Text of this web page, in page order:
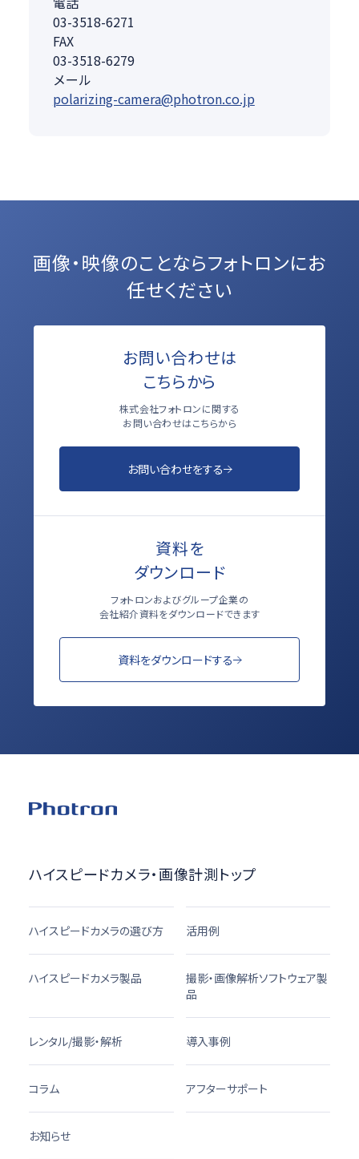
03-3518-6271
FAX
03-3518-6279
メール
polarizing-camera@photron.co.jp
画像・映像のことならフォトロンにお
任せください
お問い合わせは
こちらから
株式会社フォトロンに関する
お問い合わせはこちらから
お問い合わせをする
資料を
ダウンロード
フォトロンおよびグループ企業の
会社紹介資料をダウンロードできます
資料をダウンロードする
ハイスピードカメラ・画像計測トップ
ハイスピードカメラの選び方 活用例
ハイスピードカメラ製品
撮影・画像解析ソフトウェア製
品
レンタル/撮影・解析 導入事例
コラム アフターサポート
お知らせ